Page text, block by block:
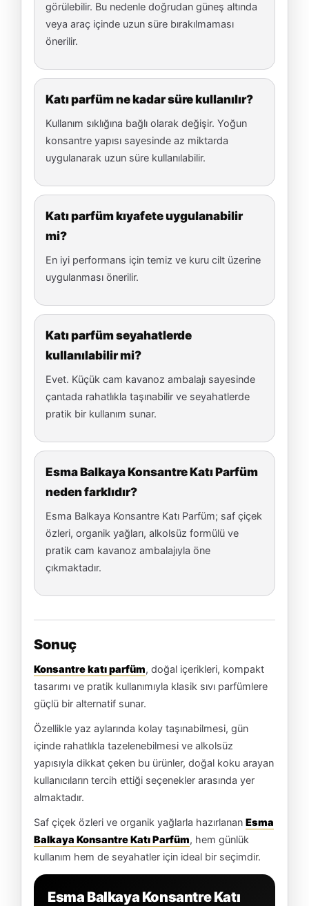
görülebilir. Bu nedenle doğrudan güneş altında
veya araç içinde uzun süre bırakılmaması
önerilir.
Katı parfüm ne kadar süre kullanılır?
Kullanım sıklığına bağlı olarak değişir. Yoğun
konsantre yapısı sayesinde az miktarda
uygulanarak uzun süre kullanılabilir.
Katı parfüm kıyafete uygulanabilir
mi?
En iyi performans için temiz ve kuru cilt üzerine
uygulanması önerilir.
Katı parfüm seyahatlerde
kullanılabilir mi?
Evet. Küçük cam kavanoz ambalajı sayesinde
çantada rahatlıkla taşınabilir ve seyahatlerde
pratik bir kullanım sunar.
Esma Balkaya Konsantre Katı Parfüm
neden farklıdır?
Esma Balkaya Konsantre Katı Parfüm; saf çiçek
özleri, organik yağları, alkolsüz formülü ve
pratik cam kavanoz ambalajıyla öne
çıkmaktadır.
Sonuç
Konsantre katı parfüm, doğal içerikleri, kompakt
tasarımı ve pratik kullanımıyla klasik sıvı parfümlere
güçlü bir alternatif sunar.
Özellikle yaz aylarında kolay taşınabilmesi, gün
içinde rahatlıkla tazelenebilmesi ve alkolsüz
yapısıyla dikkat çeken bu ürünler, doğal koku arayan
kullanıcıların tercih ettiği seçenekler arasında yer
almaktadır.
Saf çiçek özleri ve organik yağlarla hazırlanan Esma
Balkaya Konsantre Katı Parfüm, hem günlük
kullanım hem de seyahatler için ideal bir seçimdir.
Esma Balkaya Konsantre Katı